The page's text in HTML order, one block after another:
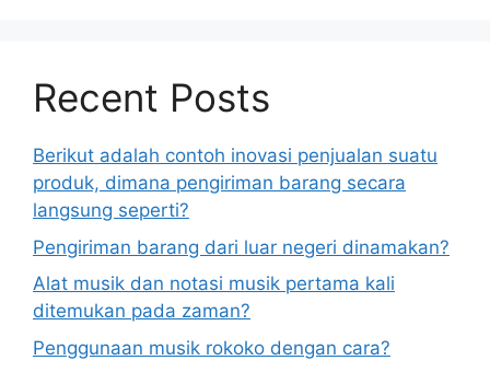
Recent Posts
Berikut adalah contoh inovasi penjualan suatu
produk, dimana pengiriman barang secara
langsung seperti?
Pengiriman barang dari luar negeri dinamakan?
Alat musik dan notasi musik pertama kali
ditemukan pada zaman?
Penggunaan musik rokoko dengan cara?